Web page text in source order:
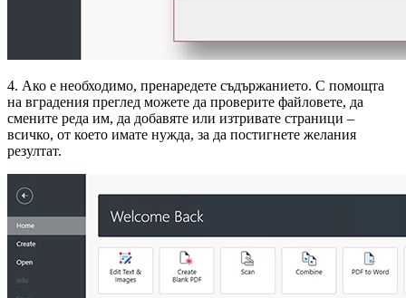
4. Ако е необходимо, пренаредете съдържанието. С помощта
на вградения преглед можете да проверите файловете, да
смените реда им, да добавяте или изтривате страници –
всичко, от което имате нужда, за да постигнете желания
резултат.